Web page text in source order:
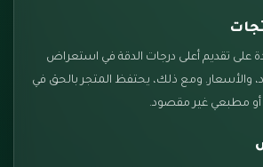
على تقديم أعلى درجات الدقة في استعراض
والأسعار. ومع ذلك، يحتفظ المتجر بالحق في
مطبعي غير مقصود.